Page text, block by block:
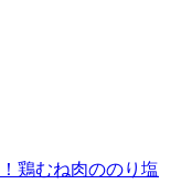
鶏むね肉ののり塩